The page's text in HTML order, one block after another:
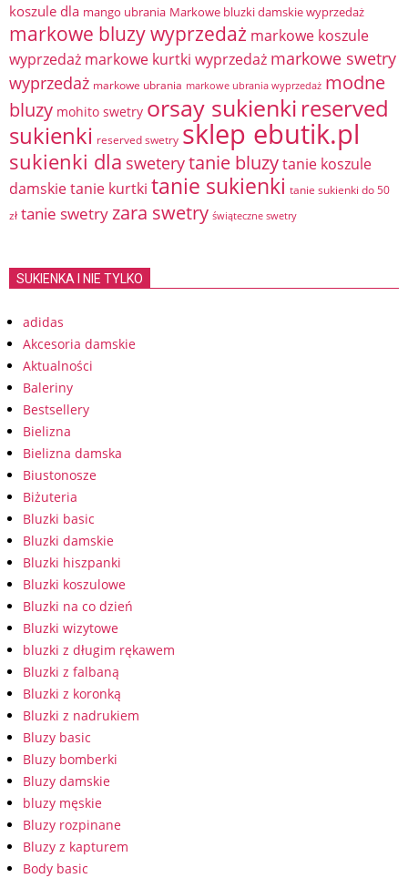
koszule dla mango ubrania Markowe bluzki damskie wyprzedaż
markowe bluzy wyprzedaż markowe koszule
wyprzedaż markowe kurtki wyprzedaż markowe swetry
wyprzedaż markowe ubrania markowe ubrania wyprzedaż modne
bluzy mohito swetry orsay sukienki reserved
sukienki reserved swetry sklep ebutik.pl
sukienki dla sweterytanie bluzytanie koszule
damskietanie kurtki tanie sukienki tanie sukienki do 50
zł tanie swetry zara swetry świąteczne swetry
SUKIENKA I NIE TYLKO
adidas
Akcesoria damskie
Aktualności
Baleriny
Bestsellery
Bielizna
Bielizna damska
Biustonosze
Biżuteria
Bluzki basic
Bluzki damskie
Bluzki hiszpanki
Bluzki koszulowe
Bluzki na co dzień
Bluzki wizytowe
bluzki z długim rękawem
Bluzki z falbaną
Bluzki z koronką
Bluzki z nadrukiem
Bluzy basic
Bluzy bomberki
Bluzy damskie
bluzy męskie
Bluzy rozpinane
Bluzy z kapturem
Body basic